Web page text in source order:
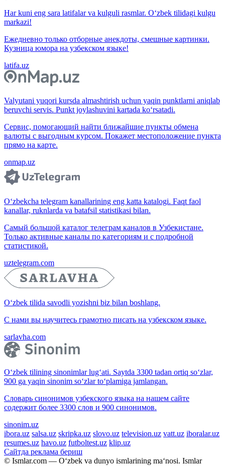
Har kuni eng sara latifalar va kulguli rasmlar. O‘zbek tilidagi kulgu
markazi!
Ежедневно только отборные анекдоты, смешные картинки.
Кузница юмора на узбекском языке!
latifa.uz
Valyutani yuqori kursda almashtirish uchun yaqin punktlarni aniqlab
beruvchi servis. Punkt joylashuvini kartada ko‘rsatadi.
Сервис, помогающий найти ближайшие пункты обмена
валюты с выгодным курсом. Покажет местоположение пункта
прямо на карте.
onmap.uz
O‘zbekcha telegram kanallarining eng katta katalogi. Faqt faol
kanallar, ruknlarda va batafsil statistikasi bilan.
Самый большой каталог телеграм каналов в Узбекистане.
Только активные каналы по категориям и с подробной
статистикой.
uztelegram.com
O‘zbek tilida savodli yozishni biz bilan boshlang.
С нами вы научитесь грамотно писать на узбекском языке.
sarlavha.com
O‘zbek tilining sinonimlar lug‘ati. Saytda 3300 tadan ortiq so‘zlar,
900 ga yaqin sinonim so‘zlar to‘plamiga jamlangan.
Словарь синонимов узбекского языка на нашем сайте
содержит более 3300 слов и 900 синонимов.
sinonim.uz
ibora.uz salsa.uz skripka.uz slovo.uz television.uz vatt.uz iboralar.uz
resumes.uz havo.uz futboltest.uz klip.uz
Сайтда реклама бериш
© Ismlar.com — O‘zbek va dunyo ismlarining ma‘nosi. Ismlar